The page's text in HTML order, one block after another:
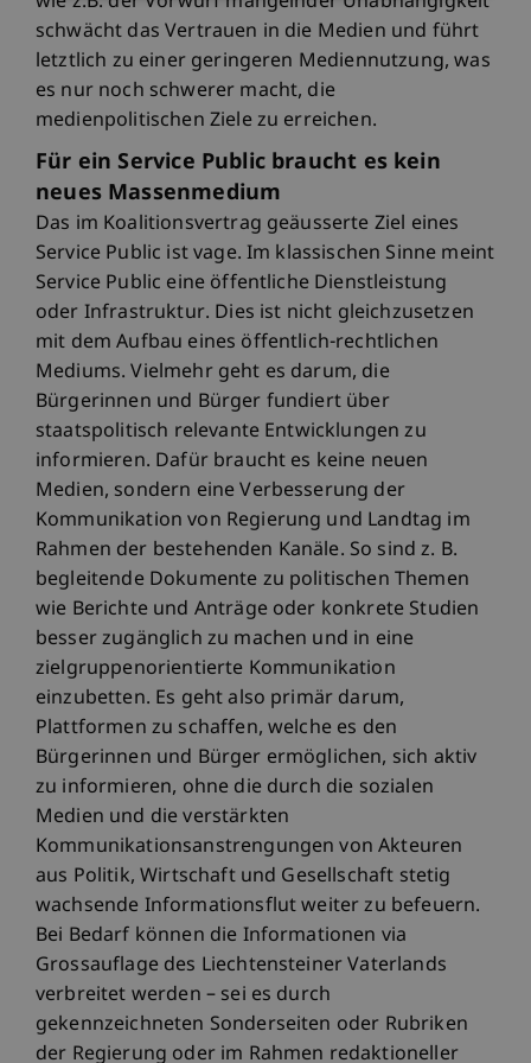
schwächt das Vertrauen in die Medien und führt
letztlich zu einer geringeren Mediennutzung, was
es nur noch schwerer macht, die
medienpolitischen Ziele zu erreichen.
Für ein Service Public braucht es kein
neues Massenmedium
Das im Koalitionsvertrag geäusserte Ziel eines
Service Public ist vage. Im klassischen Sinne meint
Service Public eine öffentliche Dienstleistung
oder Infrastruktur. Dies ist nicht gleichzusetzen
mit dem Aufbau eines öffentlich-rechtlichen
Mediums. Vielmehr geht es darum, die
Bürgerinnen und Bürger fundiert über
staatspolitisch relevante Entwicklungen zu
informieren. Dafür braucht es keine neuen
Medien, sondern eine Verbesserung der
Kommunikation von Regierung und Landtag im
Rahmen der bestehenden Kanäle. So sind z. B.
begleitende Dokumente zu politischen Themen
wie Berichte und Anträge oder konkrete Studien
besser zugänglich zu machen und in eine
zielgruppenorientierte Kommunikation
einzubetten. Es geht also primär darum,
Plattformen zu schaffen, welche es den
Bürgerinnen und Bürger ermöglichen, sich aktiv
zu informieren, ohne die durch die sozialen
Medien und die verstärkten
Kommunikationsanstrengungen von Akteuren
aus Politik, Wirtschaft und Gesellschaft stetig
wachsende Informationsflut weiter zu befeuern.
Bei Bedarf können die Informationen via
Grossauflage des Liechtensteiner Vaterlands
verbreitet werden – sei es durch
gekennzeichneten Sonderseiten oder Rubriken
der Regierung oder im Rahmen redaktioneller